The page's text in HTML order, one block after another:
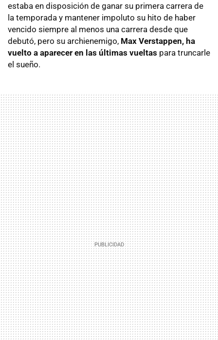
estaba en disposición de ganar su primera carrera de
la temporada y mantener impoluto su hito de haber
vencido siempre al menos una carrera desde que
debutó, pero su archienemigo, Max Verstappen, ha
vuelto a aparecer en las últimas vueltas para truncarle
el sueño.